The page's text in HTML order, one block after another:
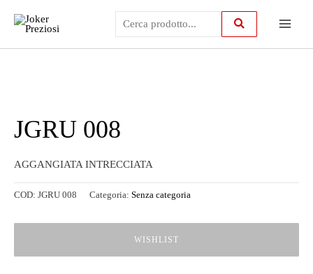
contenuto
JGRU 008
AGGANGIATA INTRECCIATA
COD: JGRU 008 Categoria: Senza categoria
WISHLIST